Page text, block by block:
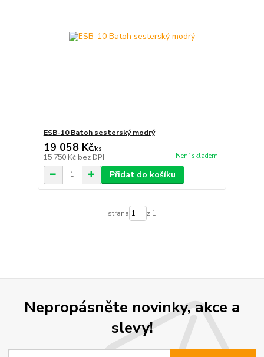
ESB-10 Batoh sesterský modrý
19 058 Kč/ks
15 750 Kč bez DPH Není skladem
Přidat do košíku
strana z 1
Nepropásněte novinky, akce a
slevy!